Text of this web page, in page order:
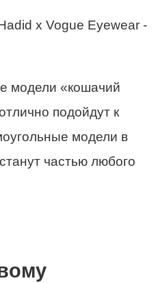
модели «кошачий
подойдут к
модели в
частью любого